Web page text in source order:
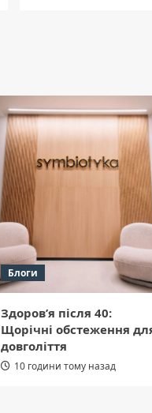
Блоги
Здоров’я після 40:
Щорічні обстеження
довголіття
10 години тому назад